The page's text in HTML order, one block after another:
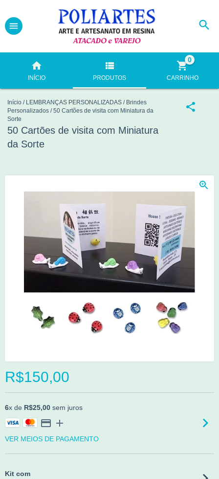
INÍCIO PRODUTOS CARRINHO
0
Início / LEMBRANÇAS PERSONALIZADAS / Brindes
Personalizados / 50 Cartões de visita com Miniatura da
Sorte
50 Cartões de visita com Miniatura
da Sorte
R$150,00
6x de R$25,00 sem juros
VER MEIOS DE PAGAMENTO
Kit com